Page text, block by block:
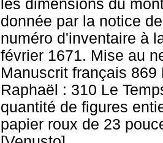
les dimensions du
donnée par la notice
numéro d'inventaire à
février 1671. Mise au
Manuscrit français
Raphaël : 310 Le
quantité de figures
papier roux de 23